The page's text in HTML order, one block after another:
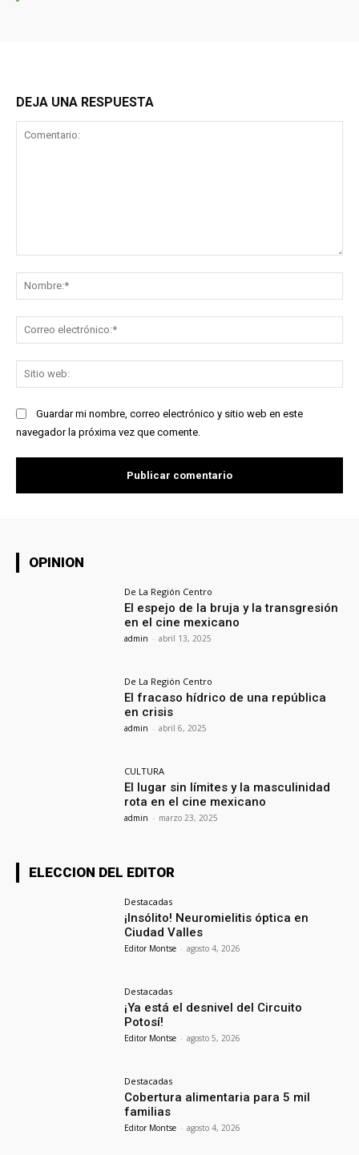
DEJA UNA RESPUESTA
Guardar mi nombre, correo electrónico y sitio web en este
navegador la próxima vez que comente.
OPINION
De La Región Centro
El espejo de la bruja y la transgresión
en el cine mexicano
admin - abril 13, 2025
De La Región Centro
El fracaso hídrico de una república
en crisis
admin - abril 6, 2025
CULTURA
El lugar sin límites y la masculinidad
rota en el cine mexicano
admin - marzo 23, 2025
ELECCION DEL EDITOR
Destacadas
¡Insólito! Neuromielitis óptica en
Ciudad Valles
Editor Montse - agosto 4, 2026
Destacadas
¡Ya está el desnivel del Circuito
Potosí!
Editor Montse - agosto 5, 2026
Destacadas
Cobertura alimentaria para 5 mil
familias
Editor Montse - agosto 4, 2026